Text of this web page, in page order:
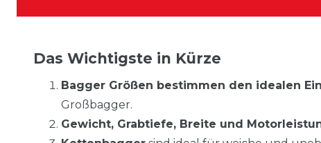
Das Wichtigste in Kürze
Bagger Größen bestimmen den idealen
Großbagger.
Gewicht, Grabtiefe, Breite und